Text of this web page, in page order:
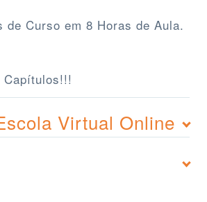
de Curso em 8 Horas de Aula.
Virtual Online